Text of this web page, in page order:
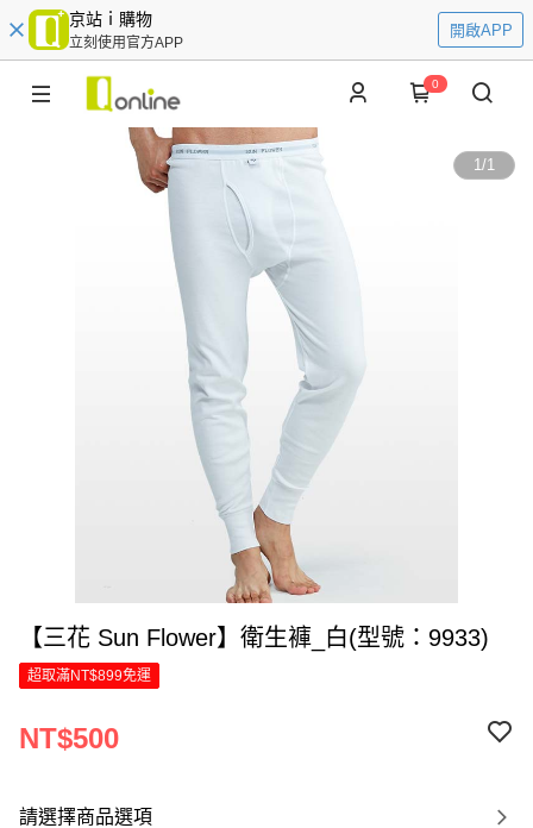
京站ｉ購物
立刻使用官方APP
開啟APP
0
1/1
【三花 Sun Flower】衛生褲_白(型號：9933)
超取滿NT$899免運
NT$500
請選擇商品選項